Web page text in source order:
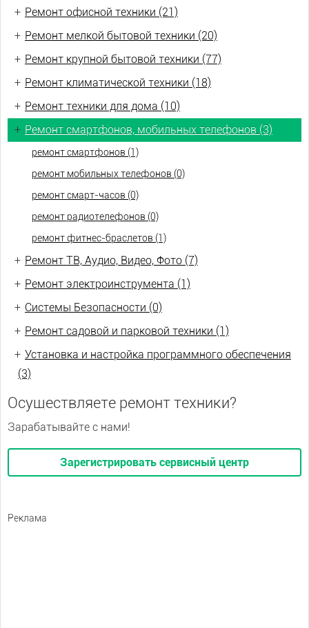
+ Ремонт офисной техники (21)
+ Ремонт мелкой бытовой техники (20)
+ Ремонт крупной бытовой техники (77)
+ Ремонт климатической техники (18)
+ Ремонт техники для дома (10)
+ Ремонт смартфонов, мобильных телефонов (3)
ремонт смартфонов (1)
ремонт мобильных телефонов (0)
ремонт смарт-часов (0)
ремонт радиотелефонов (0)
ремонт фитнес-браслетов (1)
+ Ремонт ТВ, Аудио, Видео, Фото (7)
+ Ремонт электроинструмента (1)
+ Системы Безопасности (0)
+ Ремонт садовой и парковой техники (1)
+ Установка и настройка программного обеспечения
(3)
Осуществляете ремонт техники?
Зарабатывайте с нами!
Зарегистрировать сервисный центр
Реклама